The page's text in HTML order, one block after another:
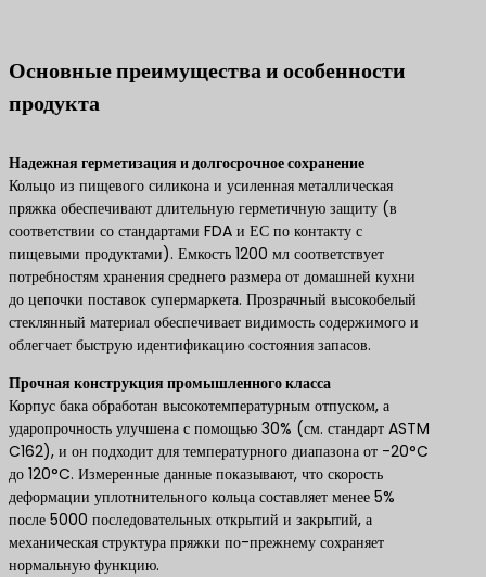
Основные преимущества и особенности
продукта
Надежная герметизация и долгосрочное сохранение
Кольцо из пищевого силикона и усиленная металлическая
пряжка обеспечивают длительную герметичную защиту (в
соответствии со стандартами FDA и ЕС по контакту с
пищевыми продуктами). Емкость 1200 мл соответствует
потребностям хранения среднего размера от домашней кухни
до цепочки поставок супермаркета. Прозрачный высокобелый
стеклянный материал обеспечивает видимость содержимого и
облегчает быструю идентификацию состояния запасов.
Прочная конструкция промышленного класса
Корпус бака обработан высокотемпературным отпуском, а
ударопрочность улучшена с помощью 30% (см. стандарт ASTM
C162), и он подходит для температурного диапазона от -20°C
до 120°C. Измеренные данные показывают, что скорость
деформации уплотнительного кольца составляет менее 5%
после 5000 последовательных открытий и закрытий, а
механическая структура пряжки по-прежнему сохраняет
нормальную функцию.